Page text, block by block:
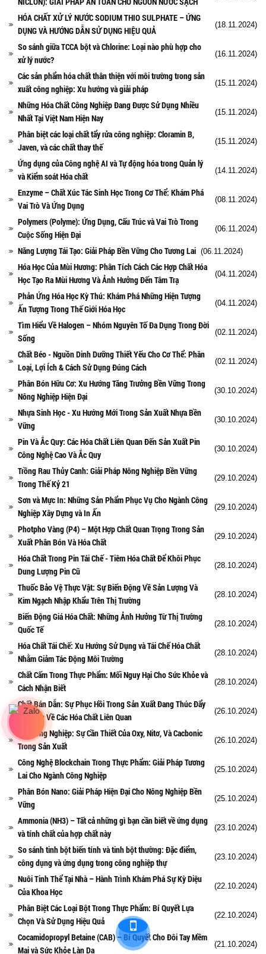
HÓA CHẤT XỬ LÝ NƯỚC SODIUM THIO SULPHATE – ỨNG
DỤNG VÀ HƯỚNG DẪN SỬ DỤNG HIỆU QUẢ
(18.11.2024)
So sánh giữa TCCA bột và Chlorine: Loại nào phù hợp cho
xử lý nước?
(16.11.2024)
Các sản phẩm hóa chất thân thiện với môi trường trong sản
xuất công nghiệp: Xu hướng và giải pháp
(15.11.2024)
Những Hóa Chất Công Nghiệp Đang Được Sử Dụng Nhiều
Nhất Tại Việt Nam Hiện Nay
(15.11.2024)
Phân biệt các loại chất tẩy rửa công nghiệp: Cloramin B,
Javen, và các chất thay thế
(15.11.2024)
Ứng dụng của Công nghệ AI và Tự động hóa trong Quản lý
và Kiểm soát Hóa chất
(14.11.2024)
Enzyme – Chất Xúc Tác Sinh Học Trong Cơ Thể: Khám Phá
Vai Trò Và Ứng Dụng
(08.11.2024)
Polymers (Polyme): Ứng Dụng, Cấu Trúc và Vai Trò Trong
Cuộc Sống Hiện Đại
(06.11.2024)
Năng Lượng Tái Tạo: Giải Pháp Bền Vững Cho Tương Lai (06.11.2024)
Hóa Học Của Mùi Hương: Phân Tích Cách Các Hợp Chất Hóa
Học Tạo Ra Mùi Hương Và Ảnh Hưởng Đến Tâm Trạ
(04.11.2024)
Phản Ứng Hóa Học Kỳ Thú: Khám Phá Những Hiện Tượng
Ấn Tượng Trong Thế Giới Hóa Học
(04.11.2024)
Tìm Hiểu Về Halogen – Nhóm Nguyên Tố Đa Dụng Trong Đời
Sống
(02.11.2024)
Chất Béo - Nguồn Dinh Dưỡng Thiết Yếu Cho Cơ Thể: Phân
Loại, Lợi Ích & Cách Sử Dụng Đúng Cách
(02.11.2024)
Phân Bón Hữu Cơ: Xu Hướng Tăng Trưởng Bền Vững Trong
Nông Nghiệp Hiện Đại
(30.10.2024)
Nhựa Sinh Học - Xu Hướng Mới Trong Sản Xuất Nhựa Bền
Vững
(30.10.2024)
Pin Và Ắc Quy: Các Hóa Chất Liên Quan Đến Sản Xuất Pin
Công Nghệ Cao Và Ắc Quy
(30.10.2024)
Trồng Rau Thủy Canh: Giải Pháp Nông Nghiệp Bền Vững
Trong Thế Kỷ 21
(29.10.2024)
Sơn và Mực In: Những Sản Phẩm Phục Vụ Cho Ngành Công
Nghiệp Xây Dựng và In Ấn
(29.10.2024)
Photpho Vàng (P4) – Một Hợp Chất Quan Trọng Trong Sản
Xuất Phân Bón Và Hóa Chất
(29.10.2024)
Hóa Chất Trong Pin Tái Chế - Tiêm Hóa Chất Để Khôi Phục
Dung Lượng Pin Cũ
(28.10.2024)
Thuốc Bảo Vệ Thực Vật: Sự Biến Động Về Sản Lượng Và
Kim Ngạch Nhập Khẩu Trên Thị Trường
(28.10.2024)
Biến Động Giá Hóa Chất: Những Ảnh Hưởng Từ Thị Trường
Quốc Tế
(28.10.2024)
Hóa Chất Tái Chế: Xu Hướng Sử Dụng và Tái Chế Hóa Chất
Nhằm Giảm Tác Động Môi Trường
(28.10.2024)
Chất Cấm Trong Thực Phẩm: Mối Nguy Hại Cho Sức Khỏe và
Cách Nhận Biết
(28.10.2024)
Chất Bán Dẫn: Sự Phục Hồi Trong Sản Xuất Đang Thúc Đẩy
Nhu Cầu Về Các Hóa Chất Liên Quan
(26.10.2024)
Khí Công Nghiệp: Sự Cần Thiết Của Oxy, Nitơ, Và Cacbonic
Trong Sản Xuất
(26.10.2024)
Công Nghệ Blockchain Trong Thực Phẩm: Giải Pháp Tương
Lai Cho Ngành Công Nghiệp
(25.10.2024)
Phân Bón Nano: Giải Pháp Hiện Đại Cho Nông Nghiệp Bền
Vững
(25.10.2024)
Ammonia (NH3) – Tất cả những gì bạn cần biết về ứng dụng
và tính chất của hợp chất này
(23.10.2024)
So sánh tinh bột biến tính và tinh bột thường: Đặc điểm,
công dụng và ứng dụng trong công nghiệp thự
(23.10.2024)
Nuôi Tinh Thể Tại Nhà – Hành Trình Khám Phá Sự Kỳ Diệu
Của Khoa Học
(22.10.2024)
Phân Biệt Các Loại Bột Trong Thực Phẩm: Bí Quyết Lựa
Chọn Và Sử Dụng Hiệu Quả
(22.10.2024)
Cocamidopropyl Betaine (CAB) – Bí Quyết Cho Đôi Tay Mềm
Mại và Sức Khỏe Làn Da
(21.10.2024)